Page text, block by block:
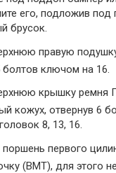
его, подложив под
брусок.
правую
болтов ключом на 16.
крышку ремня
кожух, отвернув 6
8, 13, 16.
поршень первого
(ВМТ), для этого